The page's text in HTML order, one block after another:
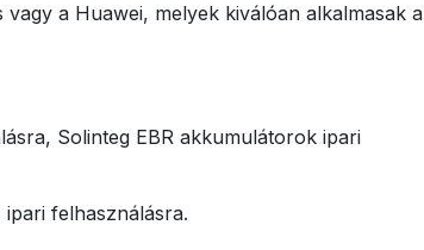
a Huawei, melyek kiválóan alkalmasak a
Solinteg EBR akkumulátorok ipari
felhasználásra.